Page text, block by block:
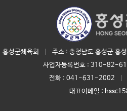
홍성군체육회
주소 : 충청남도 홍성군 홍
사업자등록번호 : 310-82-
전화 : 041-631-2002
대표이메일 :